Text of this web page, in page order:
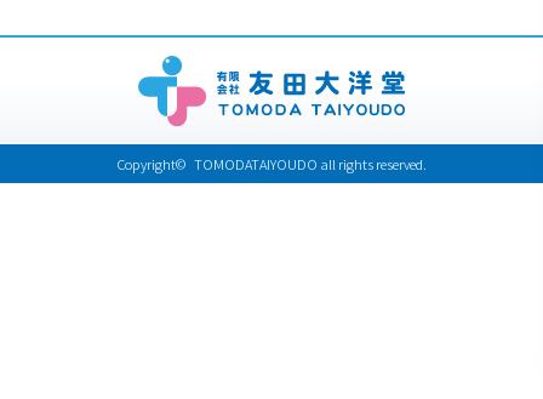
Copyright© TOMODATAIYOUDO all rights reserved.